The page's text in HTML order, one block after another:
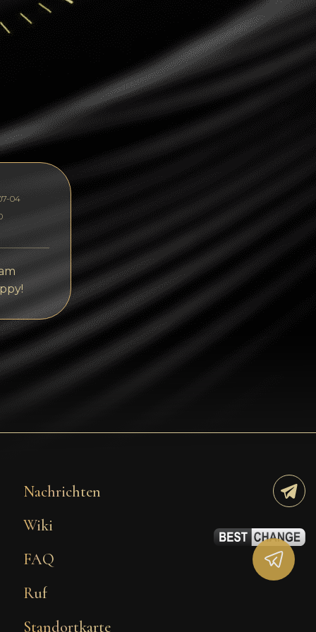
Solana
Polygon (POL)
Ethereum classic (ETC)
Cardano (ADA)
Bitcoin Cash
Bitcoin SV (BSV)
Arbitrum
Optimism (OP)
Cosmos (ATOM)
Tezos
Avalanche (AVAX)
Starknet (STRK)
04
Nachrichten
Wiki
FAQ
Ruf
Standortkarte